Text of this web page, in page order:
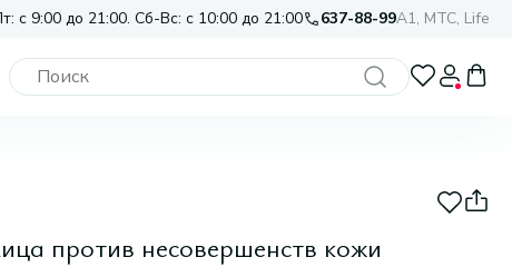
с 9:00 до 21:00. Сб-Вс: с 10:00 до 21:00 637-88-99A1, МТС, Life
против несовершенств кожи